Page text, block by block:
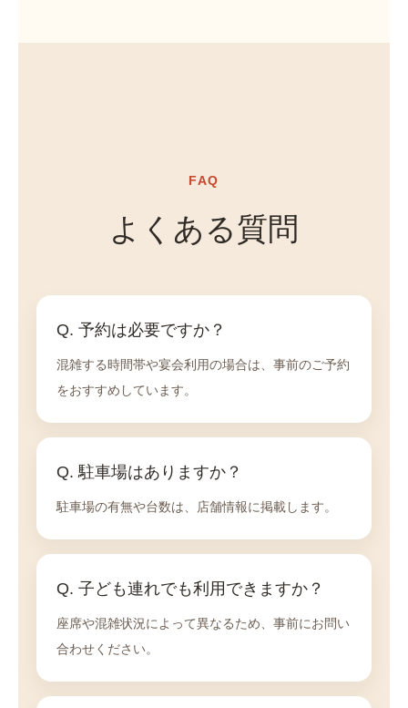
FAQ
よくある質問
Q. 予約は必要ですか？
混雑する時間帯や宴会利用の場合は、事前のご予約
をおすすめしています。
Q. 駐車場はありますか？
駐車場の有無や台数は、店舗情報に掲載します。
Q. 子ども連れでも利用できますか？
座席や混雑状況によって異なるため、事前にお問い
合わせください。